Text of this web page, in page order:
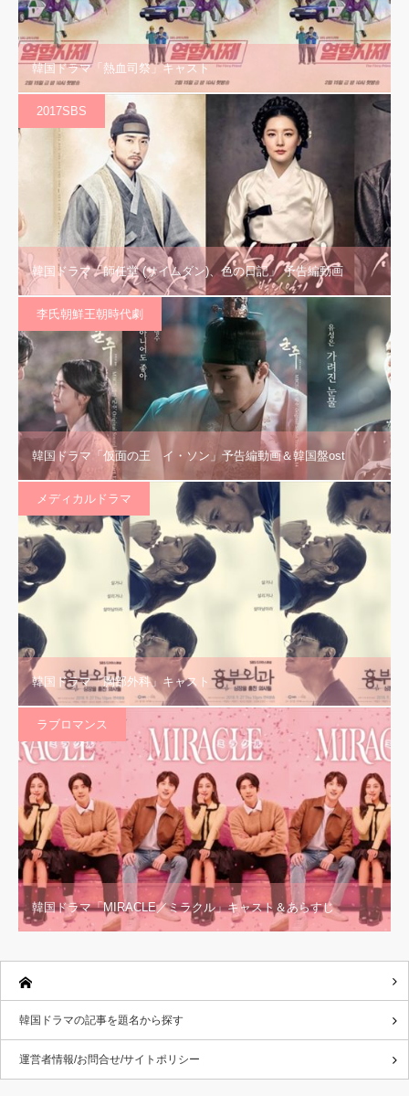
韓国ドラマ「熱血司祭」キャスト
2017SBS
韓国ドラマ「師任堂 (サイムダン)、色の日記」 予告編動画
李氏朝鮮王朝時代劇
韓国ドラマ「仮面の王 イ・ソン」予告編動画＆韓国盤ost
メディカルドラマ
韓国ドラマ「胸部外科」キャスト
ラブロマンス
韓国ドラマ「MIRACLE／ミラクル」キャスト＆あらすじ
韓国ドラマの記事を題名から探す
運営者情報/お問合せ/サイトポリシー